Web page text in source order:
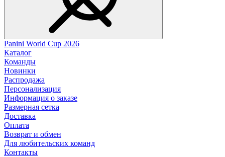
Panini World Cup 2026
Каталог
Команды
Новинки
Распродажа
Персонализация
Информация о заказе
Размерная сетка
Доставка
Оплата
Возврат и обмен
Для любительских команд
Контакты